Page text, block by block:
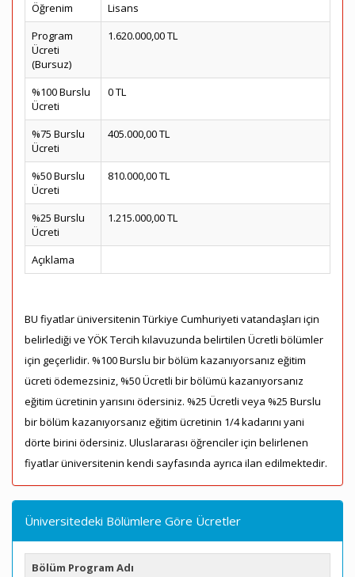
Öğrenim
Lisans
Program
Ücreti
(Bursuz)
1.620.000,00 TL
%100 Burslu
Ücreti
0 TL
%75 Burslu
Ücreti
405.000,00 TL
%50 Burslu
Ücreti
810.000,00 TL
%25 Burslu
Ücreti
1.215.000,00 TL
Açıklama
BU fiyatlar üniversitenin Türkiye Cumhuriyeti vatandaşları için
belirlediği ve YÖK Tercih kılavuzunda belirtilen Ücretli bölümler
için geçerlidir. %100 Burslu bir bölüm kazanıyorsanız eğitim
ücreti ödemezsiniz, %50 Ücretli bir bölümü kazanıyorsanız
eğitim ücretinin yarısını ödersiniz. %25 Ücretli veya %25 Burslu
bir bölüm kazanıyorsanız eğitim ücretinin 1/4 kadarını yani
dörte birini ödersiniz. Uluslararası öğrenciler için belirlenen
fiyatlar üniversitenin kendi sayfasında ayrıca ilan edilmektedir.
Üniversitedeki Bölümlere Göre Ücretler
Bölüm Program Adı